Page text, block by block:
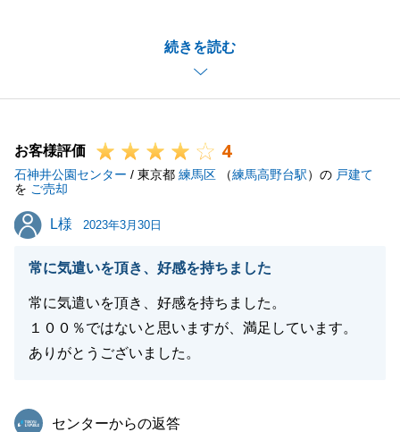
続きを読む
リフォームの完成が楽しみですね。
引き続きよろしくお願い申し上げます。
閉じる
お客様評価 4
石神井公園センター / 東京都 練馬区 （練馬高野台駅）の 戸建て
を ご売却
L様
L様 2023年3月30日
常に気遣いを頂き、好感を持ちました
常に気遣いを頂き、好感を持ちました。
１００％ではないと思いますが、満足しています。
ありがとうございました。
東急リバブル
センターからの返答